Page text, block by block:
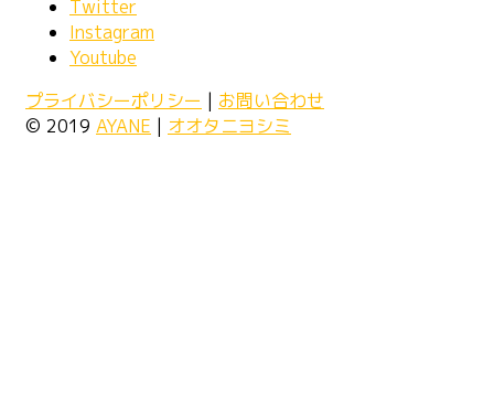
Twitter
Instagram
Youtube
プライバシーポリシー | お問い合わせ
© 2019 AYANE | オオタニヨシミ